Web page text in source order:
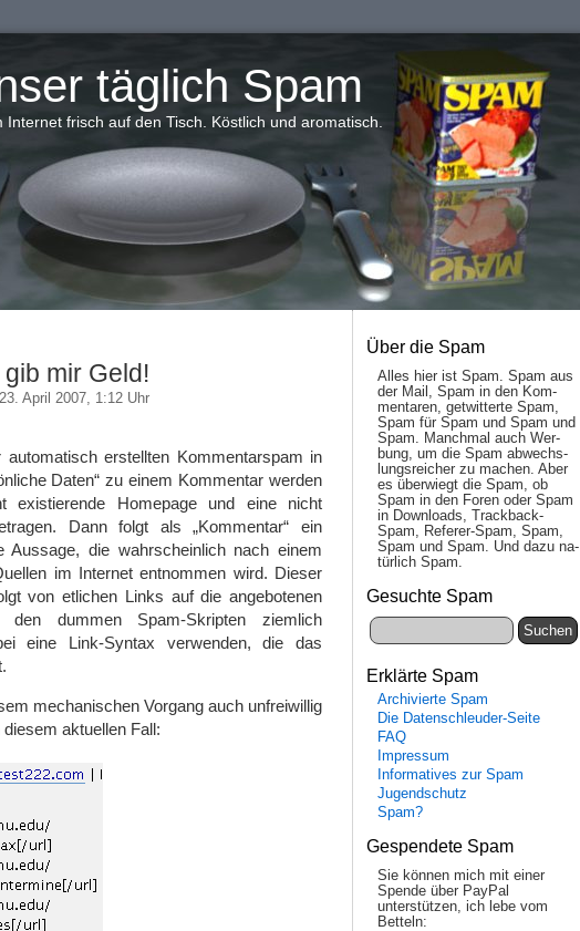
täglich Spam
Internet frisch auf den Tisch. Köstlich und aromatisch.
gib mir Geld!
April 2007, 1:12 Uhr
erstellten Kommentarspam in
Daten“ zu einem Kommentar werden
existierende Homepage und eine nicht
Dann folgt als „Kommentar“ ein
die wahrscheinlich nach einem
im Internet entnommen wird. Dieser
von etlichen Links auf die angebotenen
den dummen Spam-Skripten ziemlich
eine Link-Syntax verwenden, die das
mechanischen Vorgang auch unfreiwillig
aktuellen Fall:
Über die Spam
Alles hier ist Spam. Spam aus
der Mail, Spam in den Kom­
men­taren, ge­twit­ter­te Spam,
Spam für Spam und Spam und
Spam. Manch­mal auch Wer­
bung, um die Spam ab­wechs­
lungs­reich­er zu mach­en. Aber
es über­wiegt die Spam, ob
Spam in den Fo­ren oder Spam
in Down­loads, Track­back-
Spam, Re­fe­rer-Spam, Spam,
Spam und Spam. Und da­zu na­
tür­lich Spam.
Gesuchte Spam
Erklärte Spam
Archivierte Spam
Die Datenschleuder-Seite
FAQ
Impressum
Informatives zur Spam
Jugendschutz
Spam?
Gespendete Spam
Sie können mich mit einer
Spende über PayPal
unterstützen, ich lebe vom
Betteln: